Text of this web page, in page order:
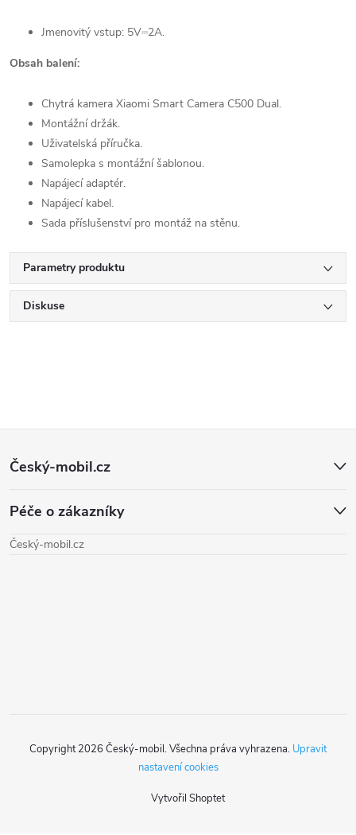
Jmenovitý vstup: 5V⎓2A.
Obsah balení:
Chytrá kamera Xiaomi Smart Camera C500 Dual.
Montážní držák.
Uživatelská příručka.
Samolepka s montážní šablonou.
Napájecí adaptér.
Napájecí kabel.
Sada příslušenství pro montáž na stěnu.
Parametry produktu
Diskuse
Z
p
Český-mobil.cz
Péče o zákazníky
Český-mobil.cz
Vytvořil Shoptet
Copyright 2026 Český-mobil. Všechna práva vyhrazena. Upravit
nastavení cookies